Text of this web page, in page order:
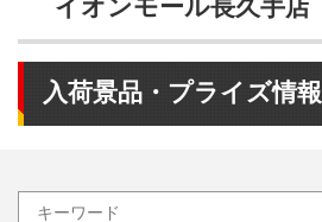
イオンモール長久手店
入荷景品・プライズ情報